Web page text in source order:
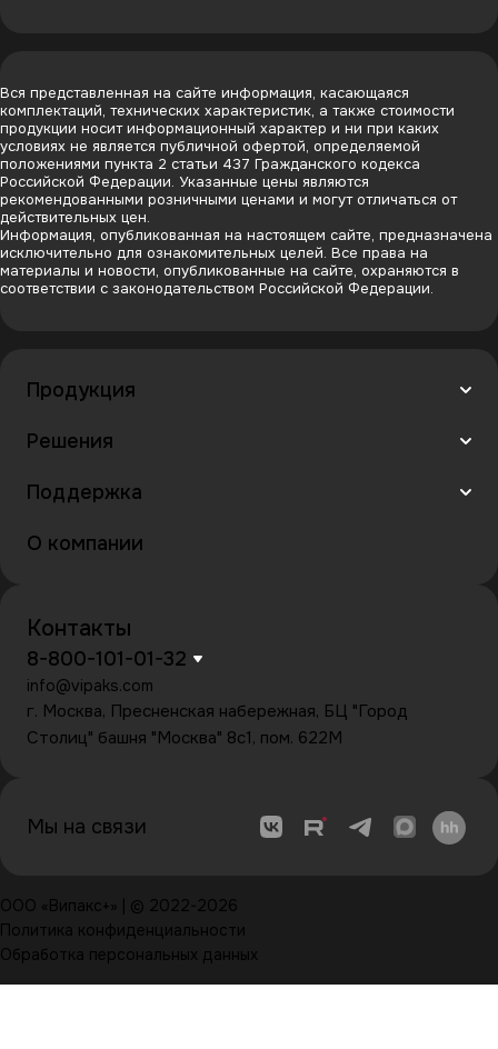
Вся представленная на сайте информация, касающаяся
комплектаций, технических характеристик, а также стоимости
продукции носит информационный характер и ни при каких
условиях не является публичной офертой, определяемой
положениями пункта 2 статьи 437 Гражданского кодекса
Российской Федерации. Указанные цены являются
рекомендованными розничными ценами и могут отличаться от
действительных цен.
Информация, опубликованная на настоящем сайте, предназначена
исключительно для ознакомительных целей. Все права на
материалы и новости, опубликованные на сайте, охраняются в
соответствии с законодательством Российской Федерации.
Продукция
Решения
Поддержка
О компании
Контакты
8-800-101-01-32
info@vipaks.com
г. Москва, Пресненская набережная, БЦ "Город
Столиц" башня "Москва" 8с1, пом. 622М
Мы на связи
ООО «Випакс+» | © 2022-2026
Политика конфиденциальности
Обработка персональных данных